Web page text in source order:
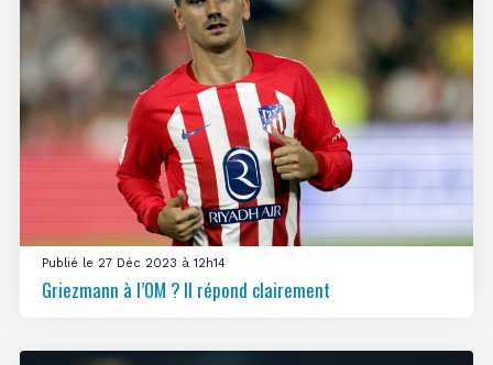
Publié le 27 Déc 2023 à 12h14
Griezmann à l’OM ? Il répond clairement